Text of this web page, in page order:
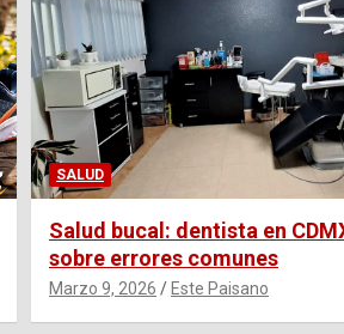
SALUD
Salud bucal: dentista en
sobre errores comunes
Marzo 9, 2026 Este Paisano